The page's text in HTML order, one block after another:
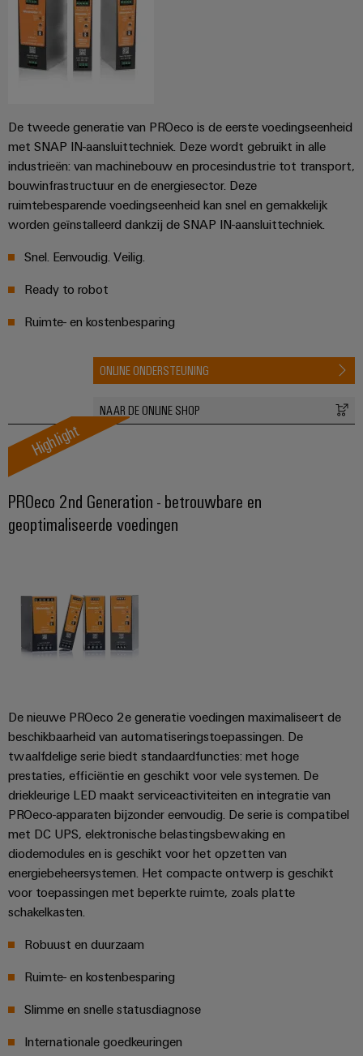
De tweede generatie van PROeco is de eerste voedingseenheid
met SNAP IN-aansluittechniek. Deze wordt gebruikt in alle
industrieën: van machinebouw en procesindustrie tot transport,
bouwinfrastructuur en de energiesector. Deze
ruimtebesparende voedingseenheid kan snel en gemakkelijk
worden geïnstalleerd dankzij de SNAP IN-aansluittechniek.
Snel. Eenvoudig. Veilig.
Ready to robot
Ruimte- en kostenbesparing
ONLINE ONDERSTEUNING
NAAR DE ONLINE SHOP
Highlight
PROeco 2nd Generation - betrouwbare en
geoptimaliseerde voedingen
De nieuwe PROeco 2e generatie voedingen maximaliseert de
beschikbaarheid van automatiseringstoepassingen. De
twaalfdelige serie biedt standaardfuncties: met hoge
prestaties, efficiëntie en geschikt voor vele systemen. De
driekleurige LED maakt serviceactiviteiten en integratie van
PROeco-apparaten bijzonder eenvoudig. De serie is compatibel
met DC UPS, elektronische belastingsbewaking en
diodemodules en is geschikt voor het opzetten van
energiebeheersystemen. Het compacte ontwerp is geschikt
voor toepassingen met beperkte ruimte, zoals platte
schakelkasten.
Robuust en duurzaam
Ruimte- en kostenbesparing
Slimme en snelle statusdiagnose
Internationale goedkeuringen